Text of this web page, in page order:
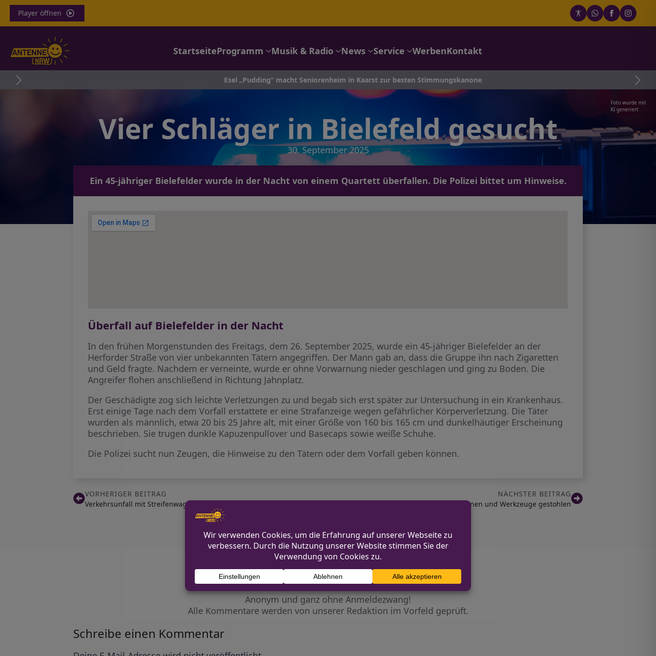
Player öffnen
StartseiteProgramm Musik & Radio News Service WerbenKontakt
Esel „Pudding“ macht Seniorenheim in Kaarst zur besten Stimmungskanone
Foto wurde mit
KI generiert
Vier Schläger in Bielefeld gesucht
30. September 2025
Ein 45-jähriger Bielefelder wurde in der Nacht von einem Quartett überfallen. Die Polizei bittet um Hinweise.
Überfall auf Bielefelder in der Nacht
In den frühen Morgenstunden des Freitags, dem 26. September 2025, wurde ein 45-jähriger Bielefelder an der
Herforder Straße von vier unbekannten Tätern angegriffen. Der Mann gab an, dass die Gruppe ihn nach Zigaretten
und Geld fragte. Nachdem er verneinte, wurde er ohne Vorwarnung nieder geschlagen und ging zu Boden. Die
Angreifer flohen anschließend in Richtung Jahnplatz.
Der Geschädigte zog sich leichte Verletzungen zu und begab sich erst später zur Untersuchung in ein Krankenhaus.
Erst einige Tage nach dem Vorfall erstattete er eine Strafanzeige wegen gefährlicher Körperverletzung. Die Täter
wurden als männlich, etwa 20 bis 25 Jahre alt, mit einer Größe von 160 bis 165 cm und dunkelhäutiger Erscheinung
beschrieben. Sie trugen dunkle Kapuzenpullover und Basecaps sowie weiße Schuhe.
Die Polizei sucht nun Zeugen, die Hinweise zu den Tätern oder dem Vorfall geben können.
VORHERIGER BEITRAG
Verkehrsunfall mit Streifenwagen in Wattenscheid
NÄCHSTER BEITRAG
Einbruch in Montagehalle: Maschinen und Werkzeuge gestohlen
Diskutiere mit!
Anonym und ganz ohne Anmeldezwang!
Alle Kommentare werden von unserer Redaktion im Vorfeld geprüft.
Schreibe einen Kommentar